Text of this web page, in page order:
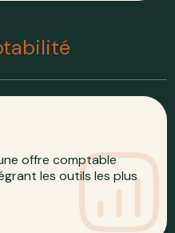
offre comptable
les outils les plus